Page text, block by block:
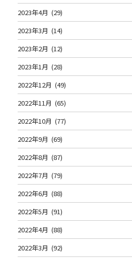
2023年4月 (29)
2023年3月 (14)
2023年2月 (12)
2023年1月 (28)
2022年12月 (49)
2022年11月 (65)
2022年10月 (77)
2022年9月 (69)
2022年8月 (87)
2022年7月 (79)
2022年6月 (88)
2022年5月 (91)
2022年4月 (88)
2022年3月 (92)